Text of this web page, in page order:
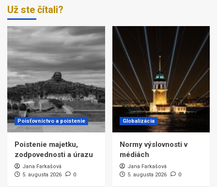
Už ste čítali?
Poisťovníctvo a poistenie
Poistenie majetku,
zodpovednosti a úrazu
Jana Farkašová
5. augusta 2026
0
Globalizácia
Normy výslovnosti v
médiách
Jana Farkašová
5. augusta 2026
0